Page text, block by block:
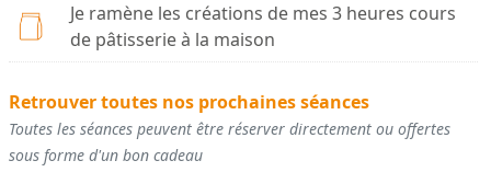
Je ramène les créations de mes 3 heures cours
de pâtisserie à la maison
Retrouver toutes nos prochaines séances
Toutes les séances peuvent être réserver directement ou offertes
sous forme d'un bon cadeau